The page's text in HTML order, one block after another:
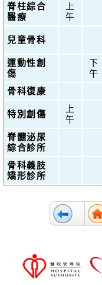
脊柱綜合
醫療
上
午
兒童骨科
運動性創
傷
下
午
骨科復康
特別創傷
上
午
脊髓泌尿
綜合診所
骨科義肢
矯形診所